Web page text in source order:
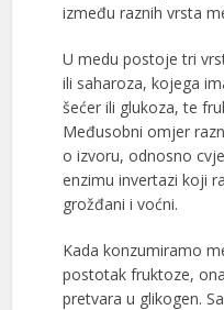
između raznih vrsta
U medu postoje tri
ili saharoza, kojega
šećer ili glukoza, te
Međusobni omjer
o izvoru, odnosno
enzimu invertazi koji
grožđani i voćni.
Kada konzumiramo
postotak fruktoze,
pretvara u glikogen.